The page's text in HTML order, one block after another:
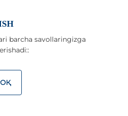
barcha savollaringizga